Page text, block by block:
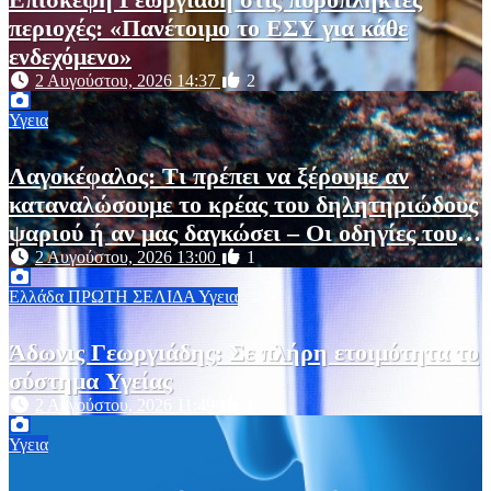
περιοχές: «Πανέτοιμο το ΕΣΥ για κάθε
ενδεχόμενο»
2 Αυγούστου, 2026 14:37 2
Υγεια
Λαγοκέφαλος: Τι πρέπει να ξέρουμε αν
καταναλώσουμε το κρέας του δηλητηριώδους
ψαριού ή αν μας δαγκώσει – Οι οδηγίες του
ΕΟΔΥ
2 Αυγούστου, 2026 13:00 1
Ελλάδα ΠΡΩΤΗ ΣΕΛΙΔΑ Υγεια
Άδωνις Γεωργιάδης: Σε πλήρη ετοιμότητα το
σύστημα Υγείας
2 Αυγούστου, 2026 11:49
Υγεια